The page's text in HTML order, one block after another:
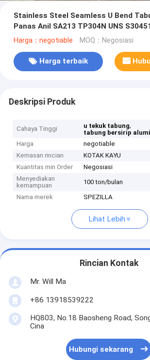
Stainless Steel Seamless U Bend
Panas Anil SA213 TP304N UNS S30451
Harga：negotiable MOQ：Negosiasi
Harga terbaik
Deskripsi Produk
Cahaya Tinggi u tekuk tabung,
tabung bersirip
Harga
negotiable
Kemasan rincian
KOTAK KAYU
Kuantitas min Order
Negosiasi
Menyediakan
kemampuan
100 ton/bulan
Nama merek SPEZILLA
Lihat Lebih
Rincian Kontak
Mr. Will Ma
+86 13918539222
HQ803, No.18 Baosheng Road,
Cina
Hubungi sekarang